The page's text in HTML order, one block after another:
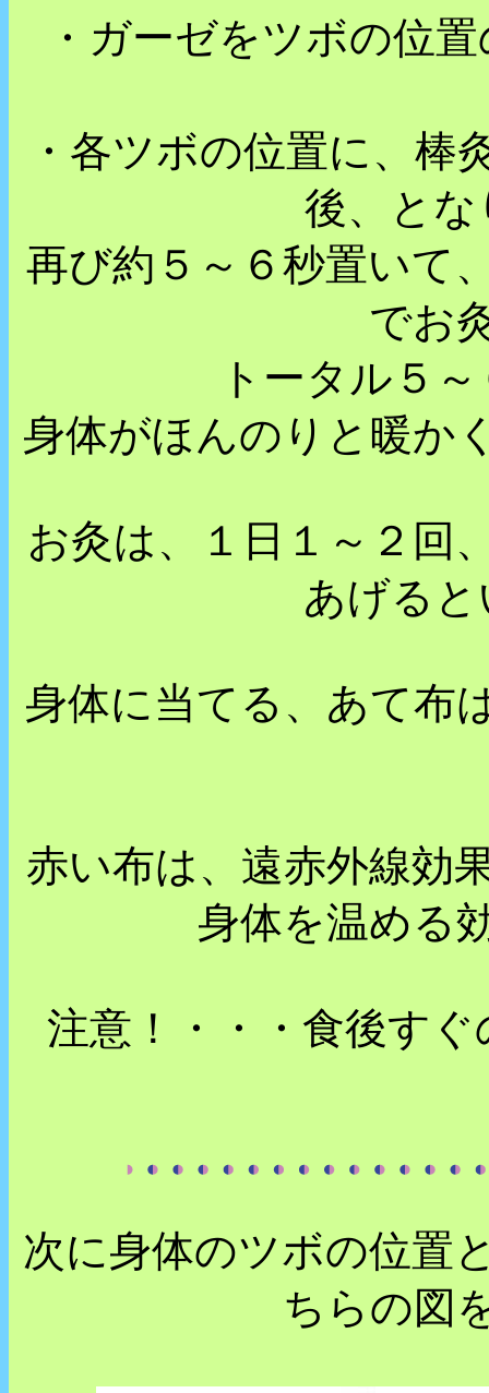
・ガーゼをツボの位
・各ツボの位置に、
後、と
再び約５～６秒置いて
でお
トータル５
身体がほんのりと暖
お灸は、１日１～２
あげる
身体に当てる、あて布
赤い布は、遠赤外線効
身体を温める
注意！・・・食後す
次に身体のツボの位
ちらの図